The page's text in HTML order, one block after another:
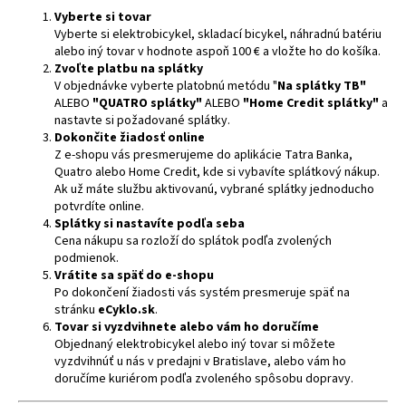
Vyberte si tovar
Vyberte si elektrobicykel, skladací bicykel, náhradnú batériu
alebo iný tovar v hodnote aspoň 100 € a vložte ho do košíka.
Zvoľte platbu na splátky
V objednávke vyberte platobnú metódu "Na splátky TB"
ALEBO "QUATRO splátky"ALEBO "Home Credit splátky" a
nastavte si požadované splátky.
Dokončite žiadosť online
Z e-shopu vás presmerujeme do aplikácie Tatra Banka,
Quatro alebo Home Credit, kde si vybavíte splátkový nákup.
Ak už máte službu aktivovanú, vybrané splátky jednoducho
potvrdíte online.
Splátky si nastavíte podľa seba
Cena nákupu sa rozloží do splátok podľa zvolených
podmienok.
Vrátite sa späť do e-shopu
Po dokončení žiadosti vás systém presmeruje späť na
stránku eCyklo.sk.
Tovar si vyzdvihnete alebo vám ho doručíme
Objednaný elektrobicykel alebo iný tovar si môžete
vyzdvihnúť u nás v predajni v Bratislave, alebo vám ho
doručíme kuriérom podľa zvoleného spôsobu dopravy.
MODEL
2026
Pôvodne: